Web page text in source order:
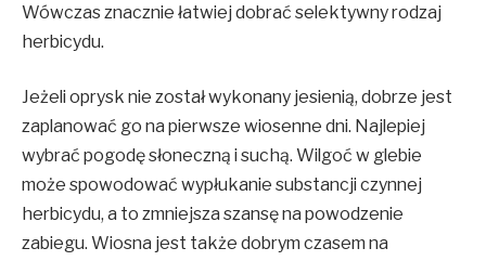
Wówczas znacznie łatwiej dobrać selektywny rodzaj
herbicydu.
Jeżeli oprysk nie został wykonany jesienią, dobrze jest
zaplanować go na pierwsze wiosenne dni. Najlepiej
wybrać pogodę słoneczną i suchą. Wilgoć w glebie
może spowodować wypłukanie substancji czynnej
herbicydu, a to zmniejsza szansę na powodzenie
zabiegu. Wiosna jest także dobrym czasem na